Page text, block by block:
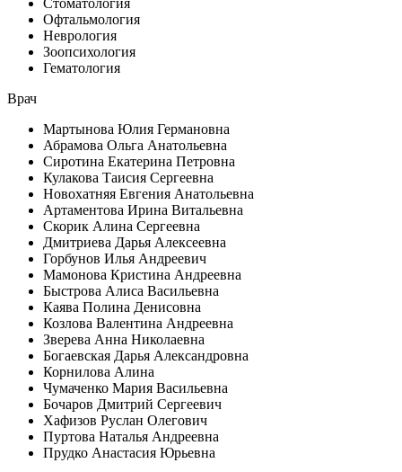
Стоматология
Офтальмология
Неврология
Зоопсихология
Гематология
Врач
Мартынова Юлия Германовна
Абрамова Ольга Анатольевна
Сиротина Екатерина Петровна
Кулакова Таисия Сергеевна
Новохатняя Евгения Анатольевна
Артаментова Ирина Витальевна
Скорик Алина Сергеевна
Дмитриева Дарья Алексеевна
Горбунов Илья Андреевич
Мамонова Кристина Андреевна
Быстрова Алиса Васильевна
Каява Полина Денисовна
Козлова Валентина Андреевна
Зверева Анна Николаевна
Богаевская Дарья Александровна
Корнилова Алина
Чумаченко Мария Васильевна
Бочаров Дмитрий Сергеевич
Хафизов Руслан Олегович
Пуртова Наталья Андреевна
Прудко Анастасия Юрьевна